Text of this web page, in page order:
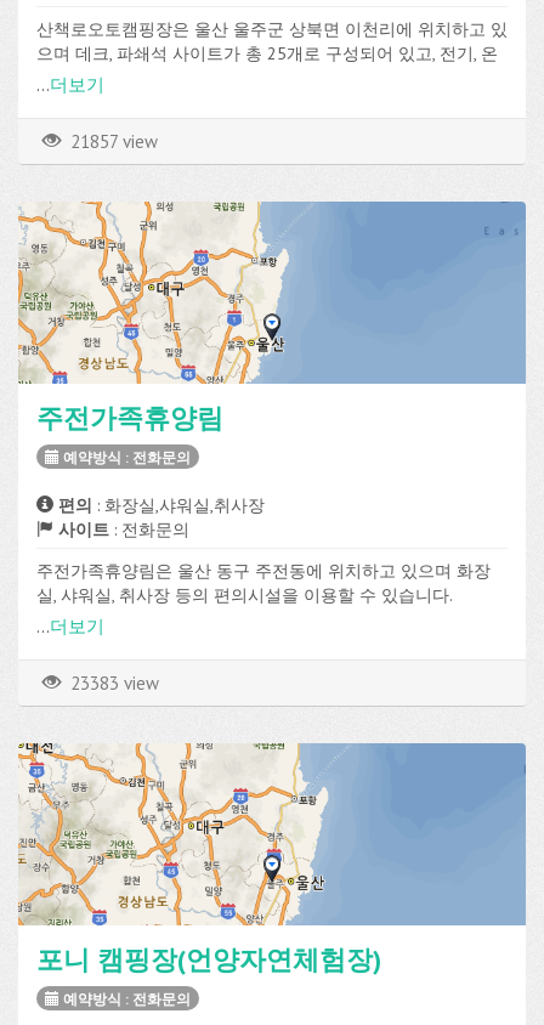
산책로오토캠핑장은 울산 울주군 상북면 이천리에 위치하고 있
으며 데크, 파쇄석 사이트가 총 25개로 구성되어 있고, 전기, 온
수, 화장실, 샤워실, 취사장, 매점 등의 편의시설을 이용할 수 있
...더보기
21857 view
주전가족휴양림
예약방식 : 전화문의
편의 : 화장실,샤워실,취사장
사이트 : 전화문의
주전가족휴양림은 울산 동구 주전동에 위치하고 있으며 화장
실, 샤워실, 취사장 등의 편의시설을 이용할 수 있습니다.
...더보기
23383 view
포니 캠핑장(언양자연체험장)
예약방식 : 전화문의